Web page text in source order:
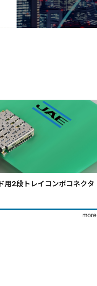
2段トレイコンボコネクタ
more